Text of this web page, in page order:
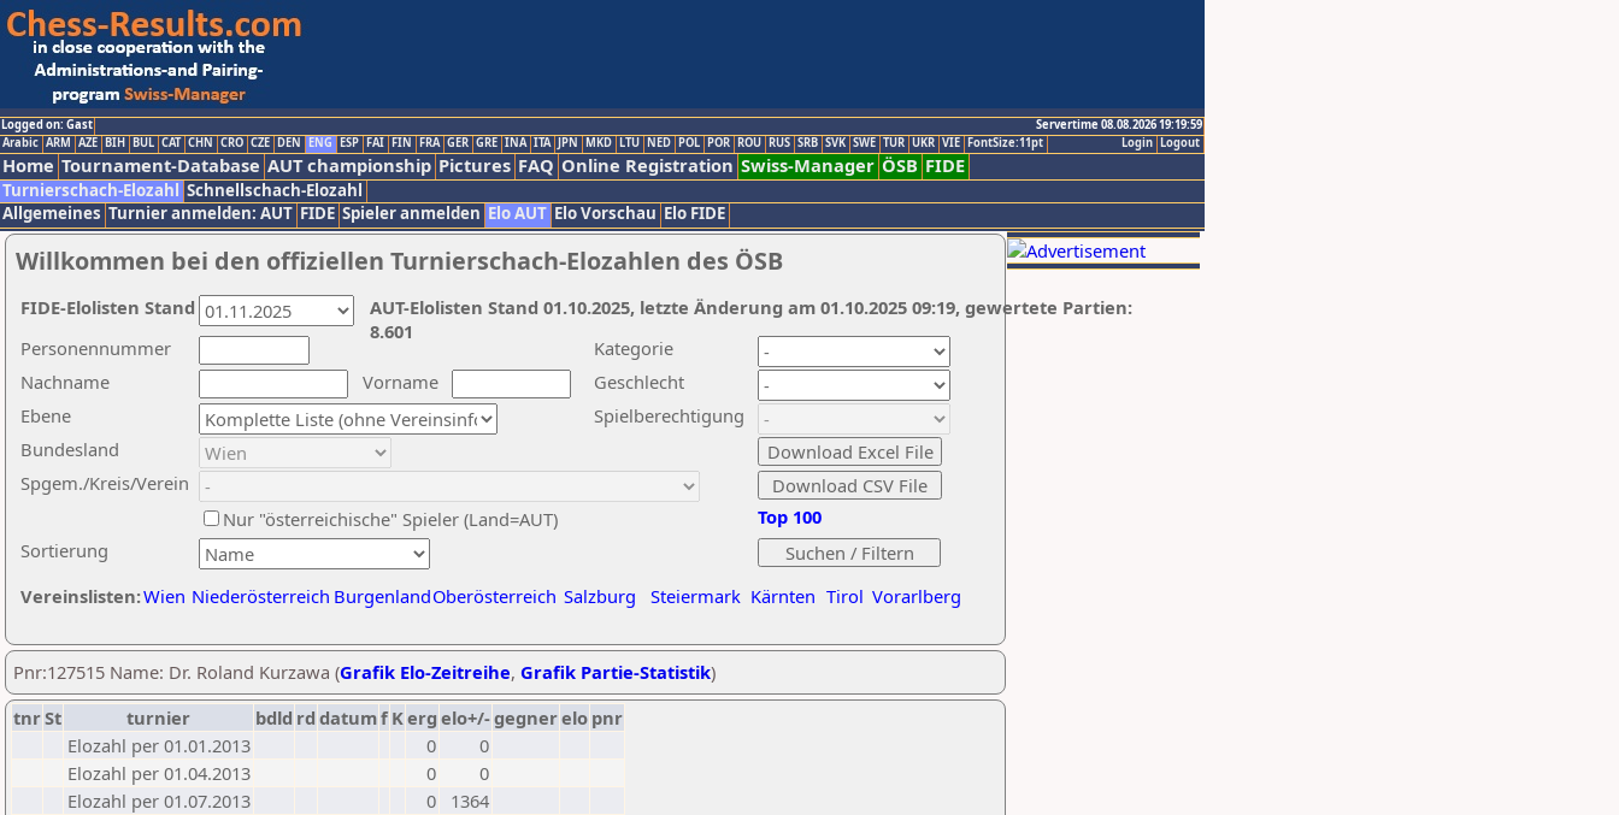
Logged on: Gast
Servertime 08.08.2026 19:19:59
Logout
Login
Arabic ARM AZE BIH BUL CAT CHN CRO CZE DEN ENG ESP FAI FIN FRA GER GRE INA ITA JPN MKD LTU NED POL POR ROU RUS SRB SVK SWE TUR UKR VIE FontSize:11pt
Home Tournament-Database AUT championship Pictures FAQ Online Registration Swiss-Manager ÖSB FIDE
Turnierschach-Elozahl Schnellschach-Elozahl
Allgemeines Turnier anmelden: AUT FIDE Spieler anmelden Elo AUT Elo Vorschau Elo FIDE
Willkommen bei den offiziellen Turnierschach-Elozahlen des ÖSB
Nachname
Vorname
Ebene
Kategorie
Sortierung
Personennummer
Bundesland
Spgem./Kreis/Verein
Geschlecht
Nur "österreichische" Spieler (Land=AUT)
Spielberechtigung
Vereinslisten:Wien Niederösterreich BurgenlandOberösterreich Salzburg Steiermark Kärnten Tirol Vorarlberg
Top 100
AUT-Elolisten Stand 01.10.2025, letzte Änderung am 01.10.2025 09:19, gewertete Partien:
8.601
FIDE-Elolisten Stand
Pnr:127515 Name: Dr. Roland Kurzawa (Grafik Elo-Zeitreihe, Grafik Partie-Statistik)
tnrSt turnier bdld rd datumf Kerg elo+/-gegnerelo pnr
Elozahl per 01.01.2013
0
0
Elozahl per 01.04.2013
0
0
Elozahl per 01.07.2013
0
1364